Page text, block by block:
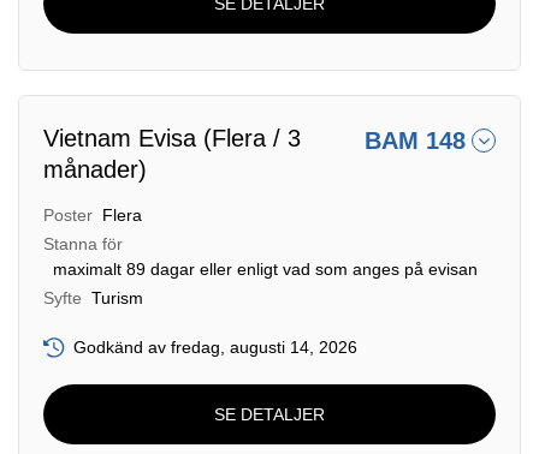
Vietnam Evisa (Flera / 3
månader)
BAM 148
Poster Flera
Stanna för
maximalt 89 dagar eller enligt vad som anges på evisan
Syfte Turism
Godkänd av fredag, augusti 14, 2026
SE DETALJER